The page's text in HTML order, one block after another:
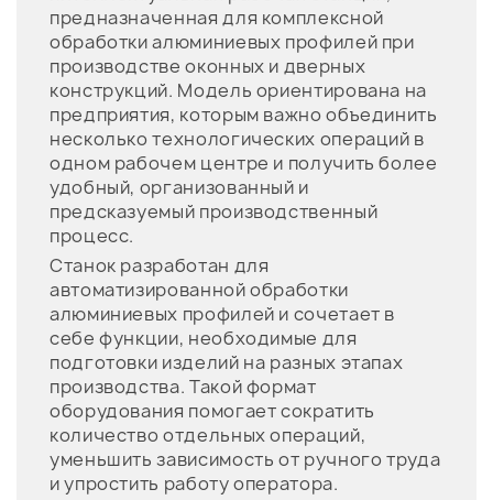
предназначенная для комплексной
обработки алюминиевых профилей при
производстве оконных и дверных
конструкций. Модель ориентирована на
предприятия, которым важно объединить
несколько технологических операций в
одном рабочем центре и получить более
удобный, организованный и
предсказуемый производственный
процесс.
Станок разработан для
автоматизированной обработки
алюминиевых профилей и сочетает в
себе функции, необходимые для
подготовки изделий на разных этапах
производства. Такой формат
оборудования помогает сократить
количество отдельных операций,
уменьшить зависимость от ручного труда
и упростить работу оператора.